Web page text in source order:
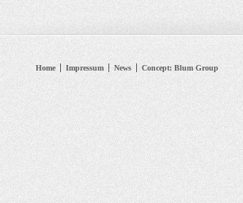
Home Impressum News Concept: Blum Group